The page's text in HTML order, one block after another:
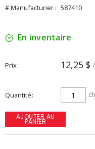
# Manufacturier : 587410
En inventaire
Prix 12,25 $
Quantité ch
AJOUTER AU
PANIER